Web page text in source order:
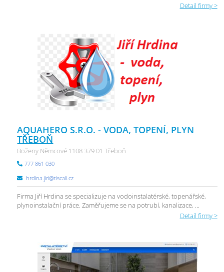
Detail firmy >
AQUAHERO S.R.O. - VODA, TOPENÍ, PLYN
TŘEBOŇ
Boženy Němcové 1108 379 01 Třeboň
777 861 030
hrdina.jiri@tiscali.cz
Firma Jiří Hrdina se specializuje na vodoinstalatérské, topenářské,
plynoinstalační práce. Zaměřujeme se na potrubí, kanalizace, ...
Detail firmy >